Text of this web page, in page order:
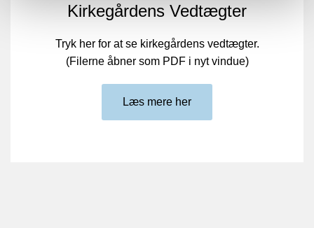
Kirkegårdens Vedtægter
Tryk her for at se kirkegårdens vedtægter.
(Filerne åbner som PDF i nyt vindue)
Læs mere her